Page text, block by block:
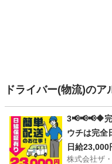
ドライバー(物流)の
3📢📢📢🔶
ウチは完全
00円以上可
日給23,000
株式会社ザ